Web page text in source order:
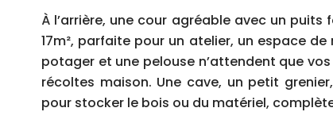
À l’arrière, une cour agréable avec un
17m², parfaite pour un atelier, un espace
potager et une pelouse n’attendent que
récoltes maison. Une cave, un petit
pour stocker le bois ou du matériel,